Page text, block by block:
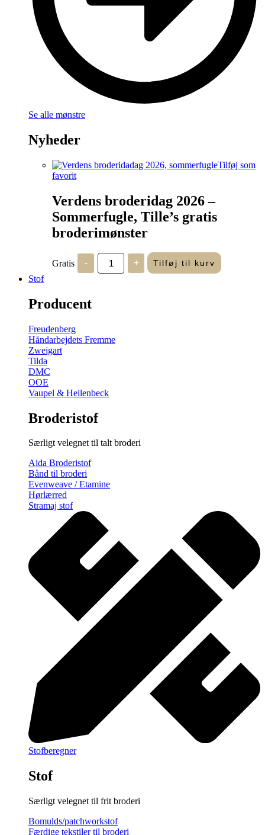
Se alle mønstre
Nyheder
Tilføj som
favorit
Verdens broderidag 2026 –
Sommerfugle, Tille’s gratis
broderimønster
Gratis -
Verdens
broderidag
2026
+ Tilføj til kurv
Stof
Producent
Freudenberg
Håndarbejdets Fremme
Zweigart
Tilda
DMC
OOE
Vaupel & Heilenbeck
Broderistof
Særligt velegnet til talt broderi
Aida Broderistof
Bånd til broderi
Evenweave / Etamine
Hørlærred
Stramaj stof
Stofberegner
Stof
Særligt velegnet til frit broderi
Bomulds/patchworkstof
Færdige tekstiler til broderi